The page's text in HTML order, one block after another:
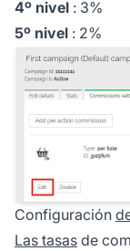
4º nivel : 3%
5º nivel : 2%
Configuración
Las tasas de